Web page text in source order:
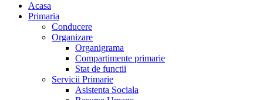
Acasa
Primaria
Conducere
Organizare
Organigrama
Compartimente primarie
Stat de functii
Servicii Primarie
Asistenta Sociala